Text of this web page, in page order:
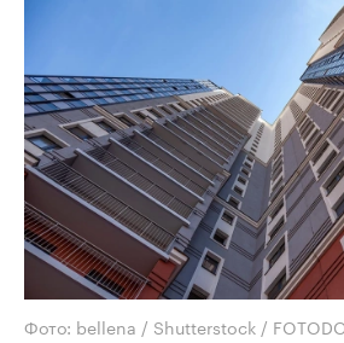
Фото: bellena / Shutterstock /